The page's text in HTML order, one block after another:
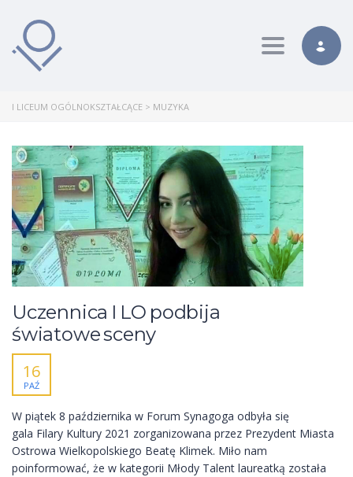
Toggle
I LICEUM OGÓLNOKSZTAŁCĄCE > MUZYKA
Uczennica I LO podbija
światowe sceny
16
PAŹ
W piątek 8 października w Forum Synagoga odbyła się
gala Filary Kultury 2021 zorganizowana przez Prezydent Miasta
Ostrowa Wielkopolskiego Beatę Klimek. Miło nam
poinformować, że w kategorii Młody Talent laureatką została